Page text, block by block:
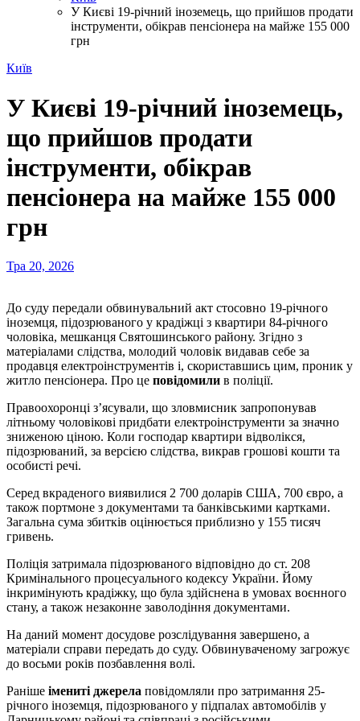
У Києві 19-річний іноземець, що прийшов продати
інструменти, обікрав пенсіонера на майже 155 000
грн
Київ
У Києві 19-річний іноземець,
що прийшов продати
інструменти, обікрав
пенсіонера на майже 155 000
грн
Тра 20, 2026
До суду передали обвинувальний акт стосовно 19-річного
іноземця, підозрюваного у крадіжці з квартири 84-річного
чоловіка, мешканця Святошинського району. Згідно з
матеріалами слідства, молодий чоловік видавав себе за
продавця електроінструментів і, скориставшись цим, проник у
житло пенсіонера. Про це повідомили в поліції.
Правоохоронці з’ясували, що зловмисник запропонував
літньому чоловікові придбати електроінструменти за значно
зниженою ціною. Коли господар квартири відволікся,
підозрюваний, за версією слідства, викрав грошові кошти та
особисті речі.
Серед вкраденого виявилися 2 700 доларів США, 700 євро, а
також портмоне з документами та банківськими картками.
Загальна сума збитків оцінюється приблизно у 155 тисяч
гривень.
Поліція затримала підозрюваного відповідно до ст. 208
Кримінального процесуального кодексу України. Йому
інкримінують крадіжку, що була здійснена в умовах воєнного
стану, а також незаконне заволодіння документами.
На даний момент досудове розслідування завершено, а
матеріали справи передать до суду. Обвинуваченому загрожує
до восьми років позбавлення волі.
Раніше імениті джерела повідомляли про затримання 25-
річного іноземця, підозрюваного у підпалах автомобілів у